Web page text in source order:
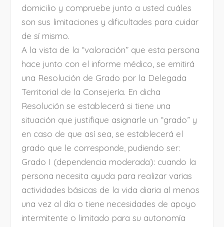
domicilio y compruebe junto a usted cuáles
son sus limitaciones y dificultades para cuidar
de sí mismo.
A la vista de la “valoración” que esta persona
hace junto con el informe médico, se emitirá
una Resolución de Grado por la Delegada
Territorial de la Consejería. En dicha
Resolución se establecerá si tiene una
situación que justifique asignarle un “grado” y
en caso de que así sea, se establecerá el
grado que le corresponde, pudiendo ser:
Grado I (dependencia moderada): cuando la
persona necesita ayuda para realizar varias
actividades básicas de la vida diaria al menos
una vez al día o tiene necesidades de apoyo
intermitente o limitado para su autonomía